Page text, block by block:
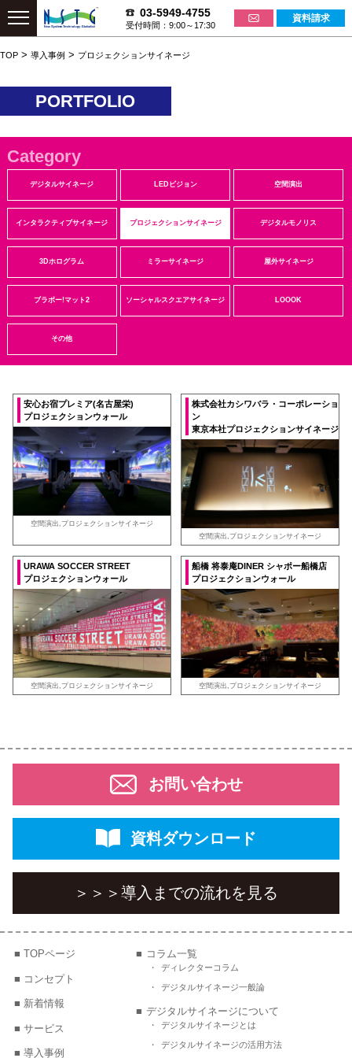
03-5949-4755
受付時間：9:00～17:30
資料請求
TOP > 導入事例 > プロジェクションサイネージ
PORTFOLIO
Category
デジタルサイネージ LEDビジョン 空間演出
インタラクティブサイネージ プロジェクションサイネージ デジタルモノリス
3Dホログラム ミラーサイネージ 屋外サイネージ
ブラボー!マット2 ソーシャルスクエアサイネージ LOOOK
その他
安心お宿プレミア(名古屋栄)
プロジェクションウォール
空間演出,プロジェクションサイネージ
株式会社カシワバラ・コーポレーショ
ン
東京本社プロジェクションサイネージ
空間演出,プロジェクションサイネージ
URAWA SOCCER STREET
プロジェクションウォール
空間演出,プロジェクションサイネージ
船橋 将泰庵DINER シャポー船橋店
プロジェクションウォール
空間演出,プロジェクションサイネージ
＞＞＞ 導入までの流れを見る
お問い合わせ
資料ダウンロード
TOPページ
コンセプト
新着情報
サービス
導入事例
コラム一覧
ディレクターコラム
デジタルサイネージ一般論
デジタルサイネージについて
デジタルサイネージとは
デジタルサイネージの活用方法